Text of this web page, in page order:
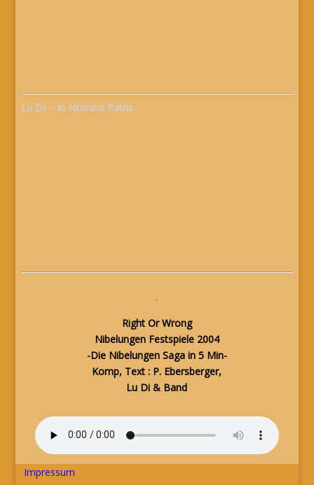
Lu DI – In Nomine Patris
.
Right Or Wrong
Nibelungen Festspiele 2004
-Die Nibelungen Saga in 5 Min-
Komp, Text : P. Ebersberger,
Lu Di & Band
Impressum